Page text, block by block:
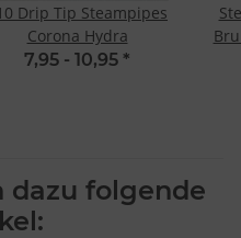
Drip Tip Steampipes
Corona Hydra
7,95 - 10,95 *
dazu folgende